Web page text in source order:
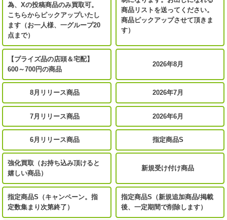
為、Xの投稿商品のみ買取可。
こちらからピックアップいたし
ます（お一人様、一グループ20
点まで）
商品リストを送ってください。
商品ピックアップさせて頂きま
す）
【プライズ品の店頭＆宅配】
600～700円の商品
2026年8月
8月リリース商品 2026年7月
7月リリース商品 2026年6月
6月リリース商品 指定商品S
強化買取（お持ち込み頂けると
嬉しい商品）
新規受け付け商品
指定商品S（キャンペーン。指
定数集まり次第終了）
指定商品S（新規追加商品/掲載
後、一定期間で削除します）